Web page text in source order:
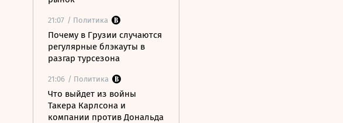
21:07 / Политика
Почему в Грузии случаются
регулярные блэкауты в
разгар турсезона
21:06 / Политика
Что выйдет из войны
Такера Карлсона и
компании против Дональда